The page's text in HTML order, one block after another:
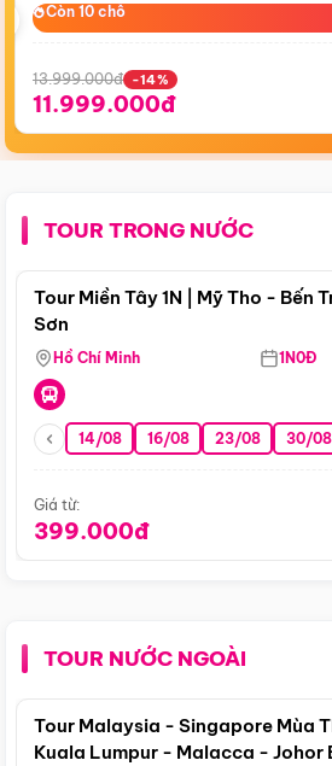
Còn 10 chỗ
Còn 10 chỗ
13.999.000đ -14%
11.999.000đ
TOUR TRONG NƯỚC
Tour Miền Tây 1N | Mỹ Tho - Bến
Sơn
Hồ Chí Minh 1N0Đ
14/08 16/08 23/08 30/08
Giá từ:
399.000đ
TOUR NƯỚC NGOÀI
Tour Malaysia - Singapore Mùa
Kuala Lumpur - Malacca - Johor